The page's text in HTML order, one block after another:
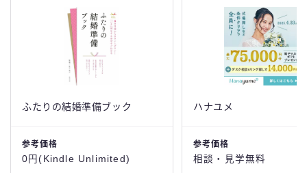
ふたりの結婚準備ブック
参考価格
0円(Kindle Unlimited)
ハナユメ
参考価格
相談・見学無料